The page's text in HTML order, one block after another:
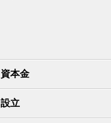
資本金
設立